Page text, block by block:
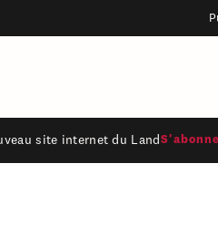
site internet du Land